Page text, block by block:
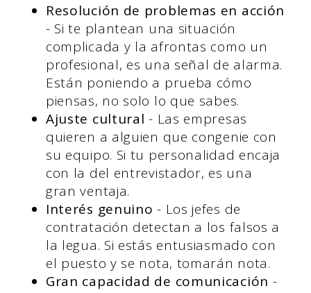
Resolución de problemas en acción
- Si te plantean una situación
complicada y la afrontas como un
profesional, es una señal de alarma.
Están poniendo a prueba cómo
piensas, no solo lo que sabes.
Ajuste cultural - Las empresas
quieren a alguien que congenie con
su equipo. Si tu personalidad encaja
con la del entrevistador, es una
gran ventaja.
Interés genuino - Los jefes de
contratación detectan a los falsos a
la legua. Si estás entusiasmado con
el puesto y se nota, tomarán nota.
Gran capacidad de comunicación -